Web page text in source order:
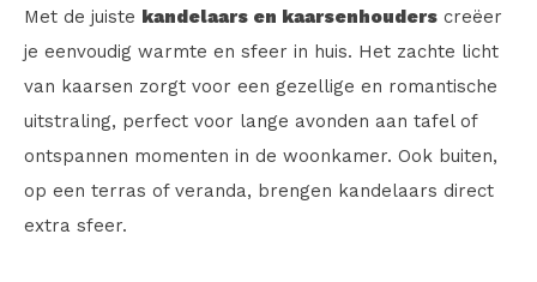
Met de juiste kandelaars en kaarsenhouders creëer
je eenvoudig warmte en sfeer in huis. Het zachte licht
van kaarsen zorgt voor een gezellige en romantische
uitstraling, perfect voor lange avonden aan tafel of
ontspannen momenten in de woonkamer. Ook buiten,
op een terras of veranda, brengen kandelaars direct
extra sfeer.